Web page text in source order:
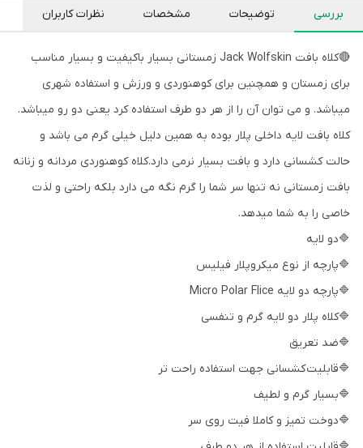
بررسی توضیحات مشخصات نظرات کاربران
🔴کلاه بافت Jack Wolfskin زمستانی بسیار باکیفیت و بسیار مناسب
برای زمستان و همچنین برای کوهنوردی و ورزش و استفاده شهری
میباشد. و می توان آن را از هر دو طرف استفاده کرد یعنی دو رو میباشد.
کلاه بافت لایه داخلی پلار بوده به همین دلیل خیلی گرم می باشد و
حالت کشسانی دارد و بافت بسیار نرمی دارد.کلاه کوهنوردی مردانه و زنانه
بافت زمستانی نه تنها سر شما را گرم نگه می دارد بلکه راحتی و لذت
خاصی را به شما میدهد.
🔷دو لایه
🔷پارچه از نوع میکروپلار فیلیس
🔷پارچه دو لایه Micro Polar Flice
🔷کلاه پلار دو لایه گرم و تنفسی
🔷ضد تعریق
🔷قابلیت کشسانی جهت استفاده راحت تر
🔷بسیار گرم و لطیف
🔷دوخت تمیز و کاملا فیت روی سر